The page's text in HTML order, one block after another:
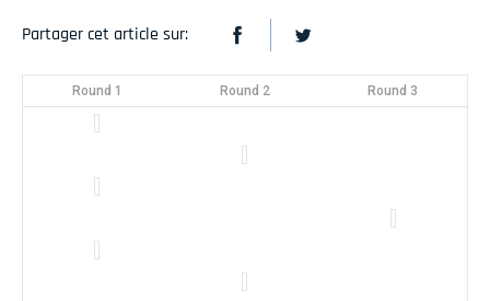
Partager cet article sur:
Round 1 Round 2 Round 3